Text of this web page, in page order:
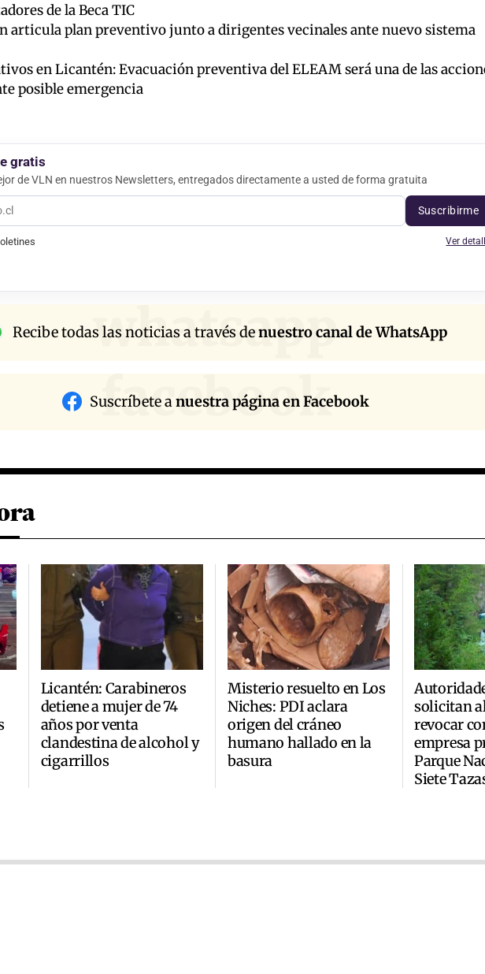
de la Beca TIC
articula plan preventivo junto a dirigentes vecinales ante nuevo sistema
en Licantén: Evacuación preventiva del ELEAM será una de las
posible emergencia
gratis
de VLN en nuestros Newsletters, entregados directamente a usted de forma gratuita
Suscribirme
Ver
whatsapp
Recibe todas las noticias a través denuestro canal de WhatsApp
facebook
Suscríbete anuestra página en Facebook
Licantén: Carabineros
detiene a mujer de 74
años por venta
clandestina de alcohol y
cigarrillos
Misterio resuelto en Los
Niches: PDI aclara
origen del cráneo
humano hallado en la
basura
solicitan
revocar
empresa
Parque
Siete